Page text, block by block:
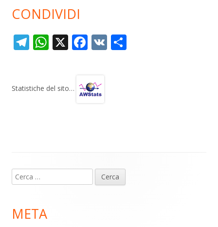
CONDIVIDI
T
gr
W
s
X F
b
V
Statistiche del sito…
piè
pagina
Ricerca
per:
META